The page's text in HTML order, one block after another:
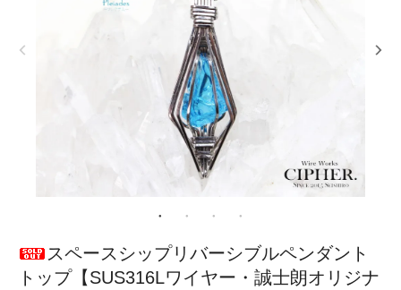
スペースシップリバーシブルペンダント
トップ【SUS316Lワイヤー・誠士朗オリジナ